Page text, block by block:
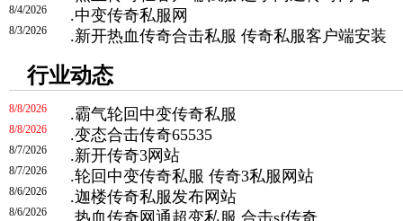
.中变传奇私服网
8/4/2026
.新开热血传奇合击私服 传奇私服客户端安装
8/3/2026
行业动态
.霸气轮回中变传奇私服
8/8/2026
.变态合击传奇65535
8/8/2026
.新开传奇3网站
8/7/2026
.轮回中变传奇私服 传奇3私服网站
8/7/2026
.迦楼传奇私服发布网站
8/6/2026
.热血传奇网通超变私服 合击sf传奇
8/6/2026